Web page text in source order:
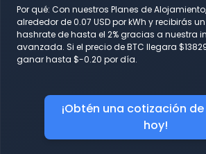
Por qué: Con nuestros Planes de
alrededor de 0.07 USD por kWh y recibirás
hashrate de hasta el 2% gracias a nuestra
avanzada. Si el precio de BTC llegara
ganar hasta $-0.20 por día.
¡Obtén una cotización
hoy!